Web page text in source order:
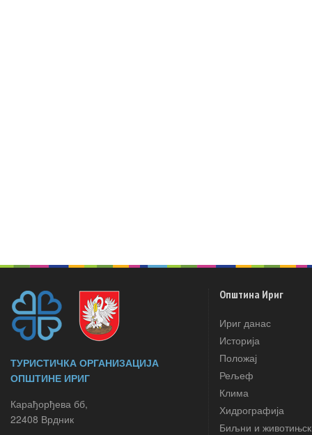
ТУРИСТИЧКА ОРГАНИЗАЦИЈА
ОПШТИНЕ ИРИГ
Карађорђева бб,
22408 Врдник
Општина Ириг
Ириг данас
Историја
Положај
Рељеф
Клима
Хидрографија
Биљни и